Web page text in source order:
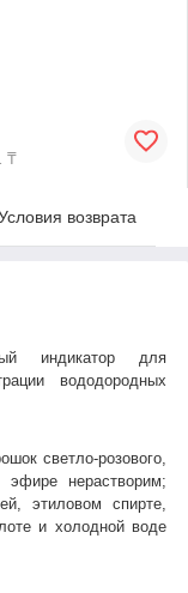
₸
возврата
индикатор для
вододородных
светло-розового,
нерастворим;
этиловом спирте,
и холодной воде